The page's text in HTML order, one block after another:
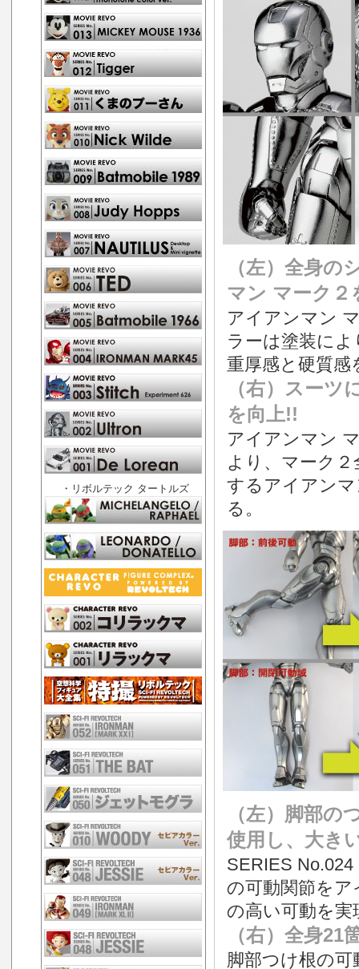
・リボルテック タートルズ
（左）全身
マン マーク２
アイアンマン
ラーは塗装に
重厚感と硬質感
（右）スーツ
を向上!!
アイアンマン
より、マーク
するアイアン
る。
（左）脚部
使用し、大き
SERIES
の可動関節を
の高い可動を実
（右）全身
脚部つけ根の可